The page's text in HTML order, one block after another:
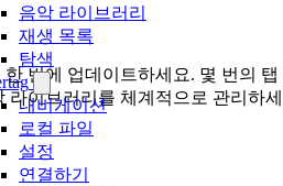
음악 라이브러리
재생 목록
탐색
내비게이션
로컬 파일
설정
연결하기
번에 업데이트하세요. 몇 번의 탭
라이브러리를 체계적으로 관리하세